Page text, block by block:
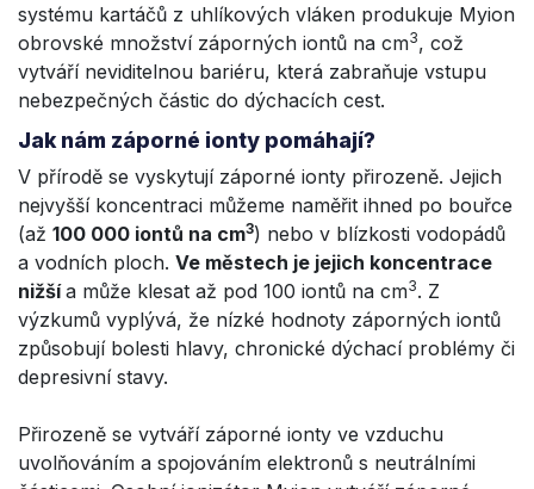
systému kartáčů z uhlíkových vláken produkuje Myion
obrovské množství záporných iontů na cm3, což
vytváří neviditelnou bariéru, která zabraňuje vstupu
nebezpečných částic do dýchacích cest.
Jak nám záporné ionty pomáhají?
V přírodě se vyskytují záporné ionty přirozeně. Jejich
nejvyšší koncentraci můžeme naměřit ihned po bouřce
(až 100 000 iontů na cm3) nebo v blízkosti vodopádů
a vodních ploch. Ve městech je jejich koncentrace
nižšía může klesat až pod 100 iontů na cm3. Z
výzkumů vyplývá, že nízké hodnoty záporných iontů
způsobují bolesti hlavy, chronické dýchací problémy či
depresivní stavy.
Přirozeně se vytváří záporné ionty ve vzduchu
uvolňováním a spojováním elektronů s neutrálními